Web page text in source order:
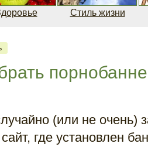
Стиль жизни
(или не очень)
где установлен